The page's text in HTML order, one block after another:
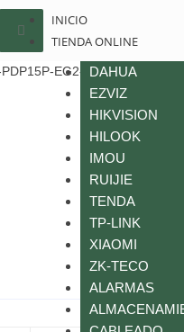
INICIO
TIENDA ONLINE
DAHUA
EZVIZ
HIKVISION
HILOOK
IMOU
RUIJIE
TENDA
TP-LINK
XIAOMI
ZK-TECO
ALARMAS
EG2-WB